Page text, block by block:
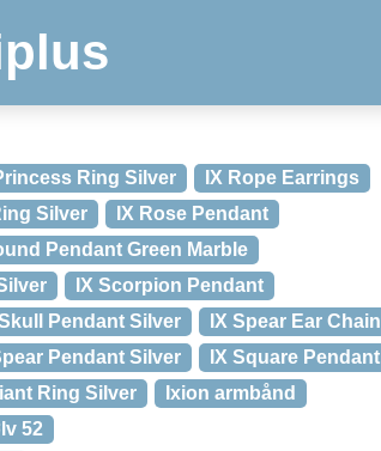
Ring Silver
IX Rope Earrings
Silver
IX Rose Pendant
Pendant Green Marble
IX Scorpion Pendant
Skull Pendant Silver
IX Spear Ear Chain
Pendant Silver
IX Square Pendant
Ring Silver
Ixion armbånd
52